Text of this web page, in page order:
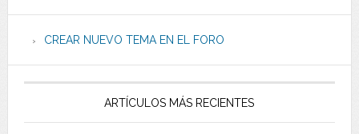
CREAR NUEVO TEMA EN EL FORO
ARTÍCULOS MÁS RECIENTES